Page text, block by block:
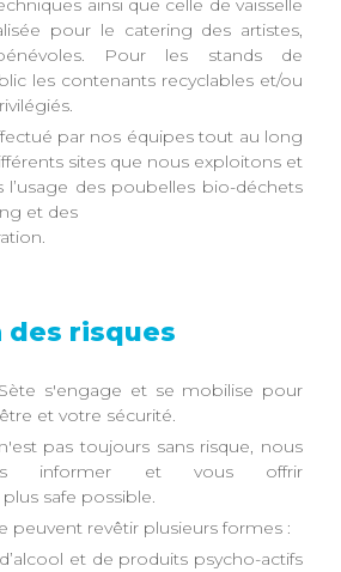
ainsi que celle de vaisselle
pour le catering des artistes,
Pour les stands de
les contenants recyclables et/ou
par nos équipes tout au long
sites que nous exploitons et
des poubelles bio-déchets
et des
risques
s'engage et se mobilise pour
et votre sécurité.
pas toujours sans risque, nous
informer et vous offrir
safe possible.
peuvent revêtir plusieurs formes :
et de produits psycho-actifs